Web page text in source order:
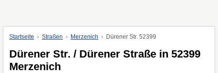
Startseite Straßen Merzenich Dürener Str. 52399
Dürener Str. / Dürener Straße in 52399
Merzenich